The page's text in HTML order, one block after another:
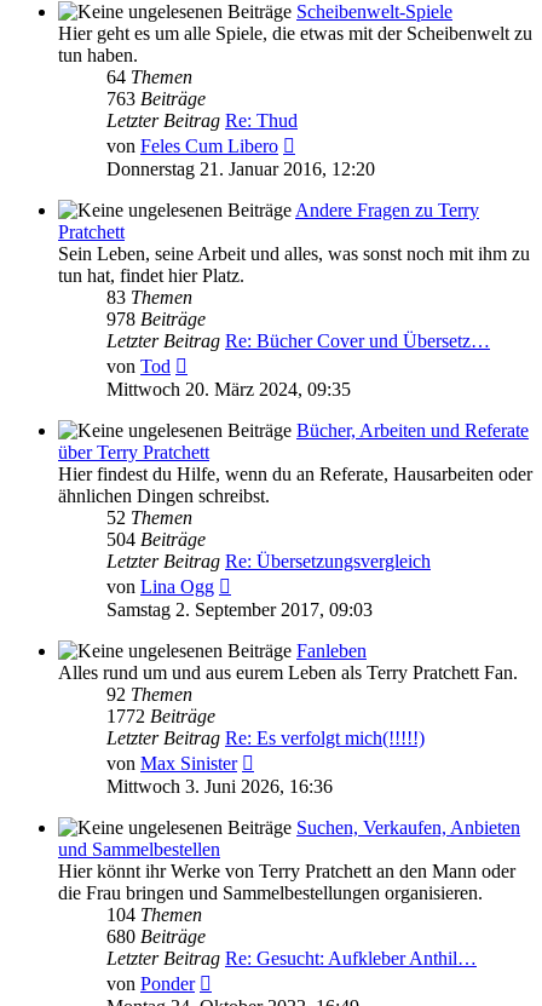
Scheibenwelt-Spiele
Hier geht es um alle Spiele, die etwas mit der Scheibenwelt zu
tun haben.
64 Themen
763 Beiträge
Letzter Beitrag Re: Thud
von Feles Cum Libero
Beitrag
Donnerstag 21. Januar 2016, 12:20
Andere Fragen zu Terry
Pratchett
Sein Leben, seine Arbeit und alles, was sonst noch mit ihm zu
tun hat, findet hier Platz.
83 Themen
978 Beiträge
Letzter Beitrag Re: Bücher Cover und Übersetz…
von Tod
Beitrag
Mittwoch 20. März 2024, 09:35
Bücher, Arbeiten und Referate
über Terry Pratchett
Hier findest du Hilfe, wenn du an Referate, Hausarbeiten oder
ähnlichen Dingen schreibst.
52 Themen
504 Beiträge
Letzter Beitrag Re: Übersetzungsvergleich
von Lina Ogg
Beitrag
Samstag 2. September 2017, 09:03
Fanleben
Alles rund um und aus eurem Leben als Terry Pratchett Fan.
92 Themen
1772 Beiträge
Letzter Beitrag Re: Es verfolgt mich(!!!!!)
von Max Sinister
Beitrag
Mittwoch 3. Juni 2026, 16:36
Suchen, Verkaufen, Anbieten
und Sammelbestellen
Hier könnt ihr Werke von Terry Pratchett an den Mann oder
die Frau bringen und Sammelbestellungen organisieren.
104 Themen
680 Beiträge
Letzter Beitrag Re: Gesucht: Aufkleber Anthil…
von Ponder
Beitrag